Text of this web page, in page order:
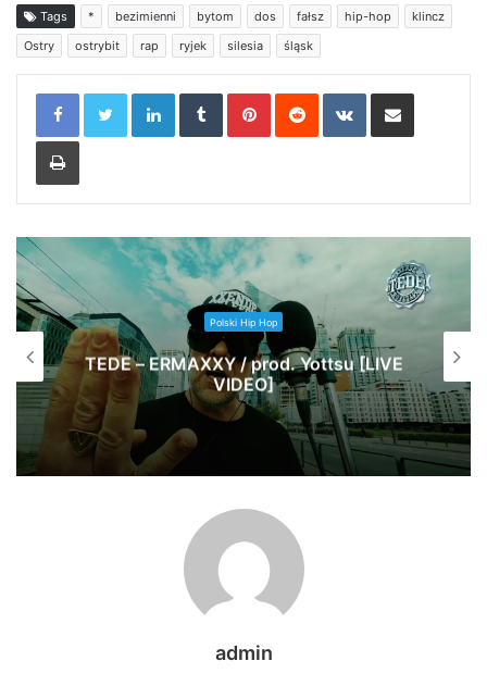
Tags * bezimienni bytom dos fałsz hip-hop
klincz
Ostry
ostrybit rap ryjek silesia śląsk
LinkedInTumblrPinterestReddit VKontakteShare via Email
Print
Polski Hip Hop
Jano Polska Wersja – Druga szansa
(prod. PSR)
admin